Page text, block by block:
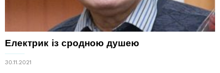
Електрик із сродною душею
30.11.2021